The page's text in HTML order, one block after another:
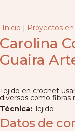
Inicio | Proyectos en
Carolina
Guaira
Tejido en crochet
diversos como fibras
Técnica: Tejido
Datos de